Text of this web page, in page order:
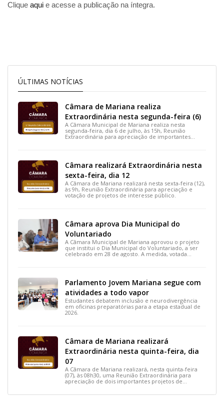
Clique aqui e acesse a publicação na íntegra.
ÚLTIMAS NOTÍCIAS
Câmara de Mariana realiza
Extraordinária nesta segunda-feira (6)
A Câmara Municipal de Mariana realiza nesta
segunda-feira, dia 6 de julho, às 15h, Reunião
Extraordinária para apreciação de importantes
projetos de interesse do município.
Câmara realizará Extraordinária nesta
sexta-feira, dia 12
A Câmara de Mariana realizará nesta sexta-feira (12),
às 9h, Reunião Extraordinária para apreciação e
votação de projetos de interesse público.
Câmara aprova Dia Municipal do
Voluntariado
A Câmara Municipal de Mariana aprovou o projeto
que institui o Dia Municipal do Voluntariado, a ser
celebrado em 28 de agosto. A medida, votada
durante a 15ª Reunião Ordinária, busca reconhecer
Parlamento Jovem Mariana segue com
atividades a todo vapor
Estudantes debatem inclusão e neurodivergência
em oficinas preparatórias para a etapa estadual de
2026.
Câmara de Mariana realizará
Extraordinária nesta quinta-feira, dia
07
A Câmara de Mariana realizará, nesta quinta-feira
(07), às 08h30, uma Reunião Extraordinária para
apreciação de dois importantes projetos de
interesse do município.